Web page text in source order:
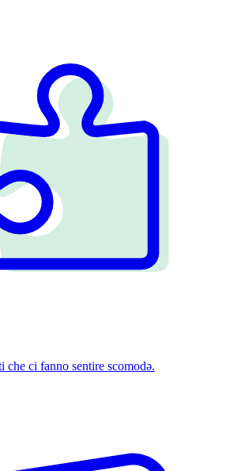
che ci fanno sentire scomodǝ.